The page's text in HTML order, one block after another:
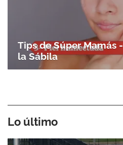
Tips de Súper Mamás
la Sábila
Lo último